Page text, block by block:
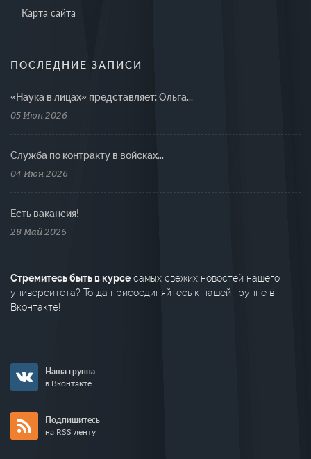
Карта сайта
ПОСЛЕДНИЕ ЗАПИСИ
«Наука в лицах» представляет: Ольга...
05 Июн 2026
Cлужба по контракту в войсках...
04 Июн 2026
Есть вакансия!
28 Май 2026
Стремитесь быть в курсе самых свежих новостей нашего
университета? Тогда присоединяйтесь к нашей группе в
Вконтакте!
Наша группа
в Вконтакте
Подпишитесь
на RSS ленту